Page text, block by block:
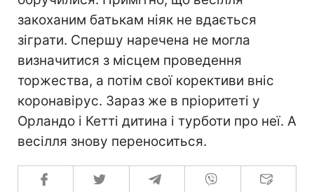
закоханим батькам ніяк не вдається
зіграти. Спершу наречена не могла
визначитися з місцем проведення
торжества, а потім свої корективи вніс
коронавірус. Зараз же в пріоритеті у
Орландо і Кетті дитина і турботи про неї. А
весілля знову переноситься.